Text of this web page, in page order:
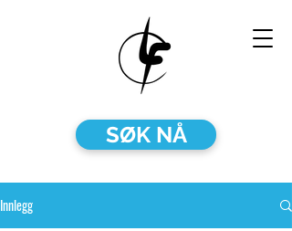
SØK NÅ
Innlegg